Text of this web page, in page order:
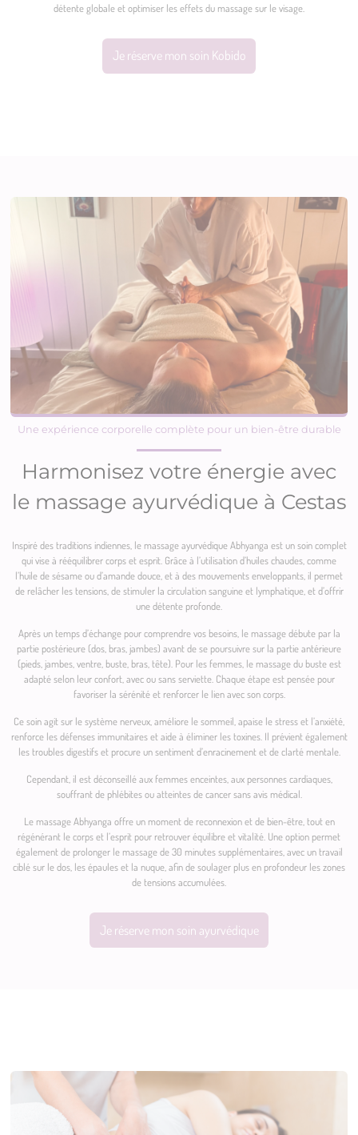
détente globale et optimiser les effets du massage sur le visage.
Je réserve mon soin Kobido
Une expérience corporelle complète pour un bien-être durable
Harmonisez votre énergie avec
le massage ayurvédique à Cestas
Inspiré des traditions indiennes, le massage ayurvédique Abhyanga est un soin complet
qui vise à rééquilibrer corps et esprit. Grâce à l’utilisation d’huiles chaudes, comme
l’huile de sésame ou d’amande douce, et à des mouvements enveloppants, il permet
de relâcher les tensions, de stimuler la circulation sanguine et lymphatique, et d’offrir
une détente profonde.
Après un temps d’échange pour comprendre vos besoins, le massage débute par la
partie postérieure (dos, bras, jambes) avant de se poursuivre sur la partie antérieure
(pieds, jambes, ventre, buste, bras, tête). Pour les femmes, le massage du buste est
adapté selon leur confort, avec ou sans serviette. Chaque étape est pensée pour
favoriser la sérénité et renforcer le lien avec son corps.
Ce soin agit sur le système nerveux, améliore le sommeil, apaise le stress et l’anxiété,
renforce les défenses immunitaires et aide à éliminer les toxines. Il prévient également
les troubles digestifs et procure un sentiment d’enracinement et de clarté mentale.
Cependant, il est déconseillé aux femmes enceintes, aux personnes cardiaques,
souffrant de phlébites ou atteintes de cancer sans avis médical.
Le massage Abhyanga offre un moment de reconnexion et de bien-être, tout en
régénérant le corps et l’esprit pour retrouver équilibre et vitalité. Une option permet
également de prolonger le massage de 30 minutes supplémentaires, avec un travail
ciblé sur le dos, les épaules et la nuque, afin de soulager plus en profondeur les zones
de tensions accumulées.
Je réserve mon soin ayurvédique